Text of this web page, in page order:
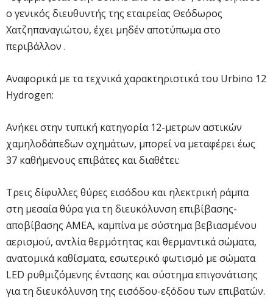
ο γενικός διευθυντής της εταιρείας Θεόδωρος
Χατζηπαναγιώτου, έχει μηδέν αποτύπωμα στο
περιβάλλον .
Αναφορικά με τα τεχνικά χαρακτηριστικά του Urbino 12
Hydrogen:
Ανήκει στην τυπική κατηγορία 12-μετρων αστικών
χαμηλοδάπεδων οχημάτων, μπορεί να μεταφέρει έως
37 καθήμενους επιβάτες και διαθέτει:
Τρεις δίφυλλες θύρες εισόδου και ηλεκτρική ράμπα
στη μεσαία θύρα για τη διευκόλυνση επιβίβασης-
αποβίβασης ΑΜΕΑ, καμπίνα με σύστημα βεβιασμένου
αερισμού, αντλία θερμότητας και θερμαντικά σώματα,
ανατομικά καθίσματα, εσωτερικό φωτισμό με σώματα
LED ρυθμιζόμενης έντασης και σύστημα επιγονάτισης
για τη διευκόλυνση της εισόδου-εξόδου των επιβατών.